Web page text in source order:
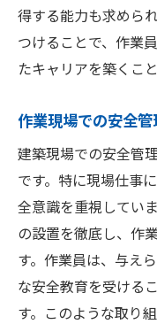
長期的な雇
業界平均を
収入向上の
財務管理
安心して働
得する能力も求めら
つけることで、作業
たキャリアを築くこ
作業現場での安全
建築現場での安全管
です。特に現場仕事
全意識を重視してい
の設置を徹底し、作
す。作業員は、与え
な安全教育を受ける
す。このような取り